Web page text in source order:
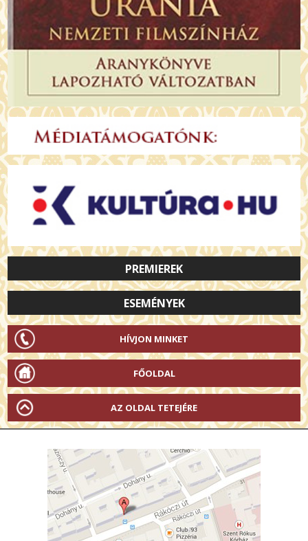
PREMIEREK
ESEMÉNYEK
HÍVJON MINKET
FŐOLDAL
AZ OLDAL TETEJÉRE